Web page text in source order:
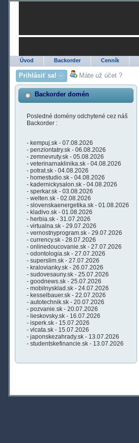
Úvod Backorder Cenník
Prihlásiť sa! Máte už účet ?
Backorder domén
Posledné domény odchytené cez náš
Backorder :
- kempuj.sk - 07.08.2026
- penziontatry.sk - 06.08.2026
- zemnevruty.sk - 05.08.2026
- veterinarnaklinika.sk - 04.08.2026
- potrat.sk - 04.08.2026
- homestudio.sk - 04.08.2026
- kadernickysalon.sk - 04.08.2026
- sperkar.sk - 03.08.2026
- welten.sk - 02.08.2026
- slovenskaenergetika.sk - 01.08.2026
- kladivo.sk - 01.08.2026
- herbia.sk - 31.07.2026
- virtualna.sk - 29.07.2026
- vernostnyprogram.sk - 29.07.2026
- currency.sk - 28.07.2026
- onlinedoucovanie.sk - 27.07.2026
- odontologia.sk - 27.07.2026
- superslim.sk - 27.07.2026
- kralovianky.sk - 26.07.2026
- sudovesauny.sk - 25.07.2026
- goodnews.sk - 25.07.2026
- mobilnysklad.sk - 24.07.2026
- kesselbauer.sk - 22.07.2026
- autotechnik.sk - 20.07.2026
- pozvanie.sk - 20.07.2026
- lieskovsky.sk - 16.07.2026
- isperk.sk - 15.07.2026
- vlcata.sk - 15.07.2026
- japonskezahrady.sk - 13.07.2026
- studentskefinancie.sk - 13.07.2026